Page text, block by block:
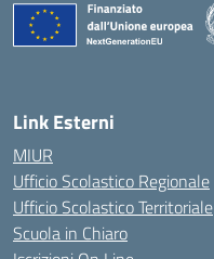
Link Esterni
MIUR
Ufficio Scolastico Regionale
Ufficio Scolastico Territoriale
Scuola in Chiaro